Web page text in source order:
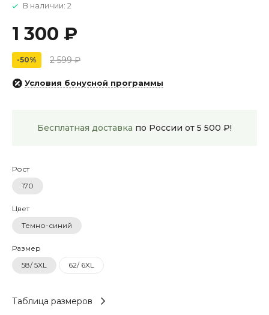
В наличии: 2
1 300 ₽
-50% 2 599 ₽
Условия бонусной программы
Бесплатная доставка по России от 5 500 ₽!
Рост
170
Цвет
Темно-синий
Размер
58/ 5XL
62/ 6XL
Таблица размеров